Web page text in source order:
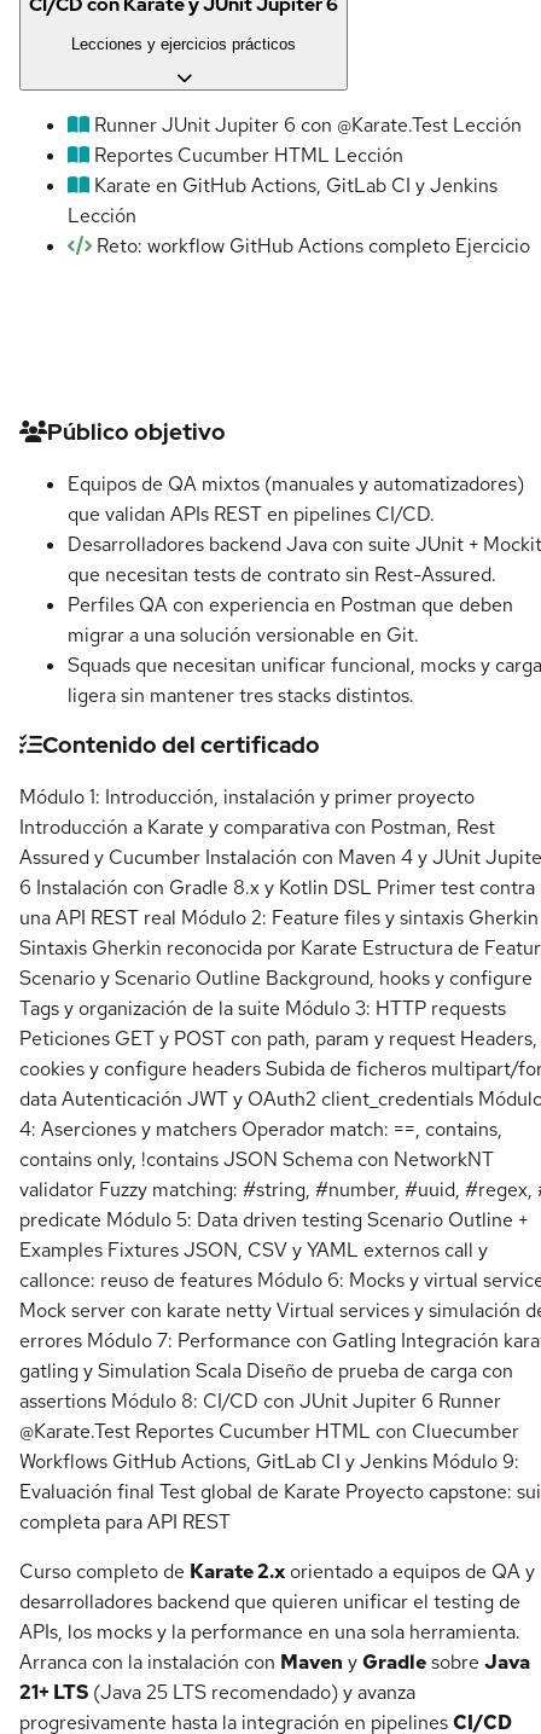
Lecciones y ejercicios prácticos
Runner JUnit Jupiter 6 con @Karate.Test Lección
Reportes Cucumber HTML Lección
Karate en GitHub Actions, GitLab CI y Jenkins
Lección
Reto: workflow GitHub Actions completo Ejercicio
Detalles del curso
Público objetivo
Equipos de QA mixtos (manuales y automatizadores)
que validan APIs REST en pipelines CI/CD.
Desarrolladores backend Java con suite JUnit +
que necesitan tests de contrato sin Rest-Assured.
Perfiles QA con experiencia en Postman que deben
migrar a una solución versionable en Git.
Squads que necesitan unificar funcional, mocks y carga
ligera sin mantener tres stacks distintos.
Contenido del certificado
Módulo 1: Introducción, instalación y primer proyecto
Introducción a Karate y comparativa con Postman, Rest
Assured y Cucumber Instalación con Maven 4 y JUnit
6 Instalación con Gradle 8.x y Kotlin DSL Primer test contra
una API REST real Módulo 2: Feature files y sintaxis Gherkin
Sintaxis Gherkin reconocida por Karate Estructura de
Scenario y Scenario Outline Background, hooks y configure
Tags y organización de la suite Módulo 3: HTTP requests
Peticiones GET y POST con path, param y request Headers,
cookies y configure headers Subida de ficheros multipart/
data Autenticación JWT y OAuth2 client_credentials
4: Aserciones y matchers Operador match: ==, contains,
contains only, !contains JSON Schema con NetworkNT
validator Fuzzy matching: #string, #number, #uuid, #regex,
predicate Módulo 5: Data driven testing Scenario Outline +
Examples Fixtures JSON, CSV y YAML externos call y
callonce: reuso de features Módulo 6: Mocks y virtual
Mock server con karate netty Virtual services y simulación
errores Módulo 7: Performance con Gatling Integración
gatling y Simulation Scala Diseño de prueba de carga con
assertions Módulo 8: CI/CD con JUnit Jupiter 6 Runner
@Karate.Test Reportes Cucumber HTML con Cluecumber
Workflows GitHub Actions, GitLab CI y Jenkins Módulo 9:
Evaluación final Test global de Karate Proyecto capstone:
completa para API REST
Curso completo de Karate 2.x orientado a equipos de QA y
desarrolladores backend que quieren unificar el testing de
APIs, los mocks y la performance en una sola herramienta.
Arranca con la instalación con Maven yGradlesobre Java
21+ LTS (Java 25 LTS recomendado) y avanza
progresivamente hasta la integración en pipelinesCI/CD